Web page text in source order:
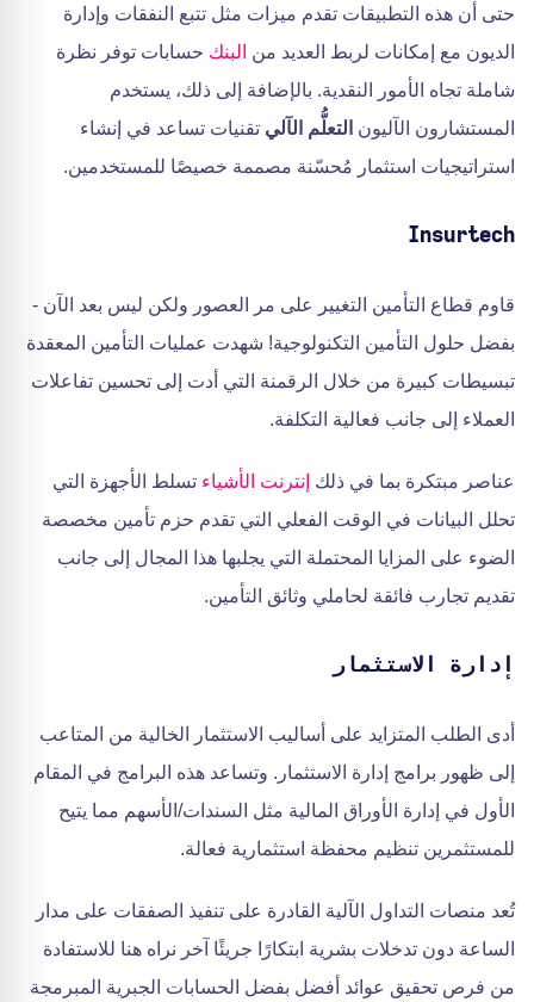
حتى أن هذه التطبيقات تقدم ميزات مثل تتبع النفقات وإدارة
الديون مع إمكانات لربط العديد من البنك حسابات توفر نظرة
شاملة تجاه الأمور النقدية. بالإضافة إلى ذلك، يستخدم
المستشارون الآليون التعلُّم الآلي تقنيات تساعد في إنشاء
استراتيجيات استثمار مُحسّنة مصممة خصيصًا للمستخدمين.
Insurtech
قاوم قطاع التأمين التغيير على مر العصور ولكن ليس بعد الآن -
بفضل حلول التأمين التكنولوجية! شهدت عمليات التأمين المعقدة
تبسيطات كبيرة من خلال الرقمنة التي أدت إلى تحسين تفاعلات
العملاء إلى جانب فعالية التكلفة.
عناصر مبتكرة بما في ذلك إنترنت الأشياء تسلط الأجهزة التي
تحلل البيانات في الوقت الفعلي التي تقدم حزم تأمين مخصصة
الضوء على المزايا المحتملة التي يجلبها هذا المجال إلى جانب
تقديم تجارب فائقة لحاملي وثائق التأمين.
إدارة الاستثمار
أدى الطلب المتزايد على أساليب الاستثمار الخالية من المتاعب
إلى ظهور برامج إدارة الاستثمار. وتساعد هذه البرامج في المقام
الأول في إدارة الأوراق المالية مثل السندات/الأسهم مما يتيح
للمستثمرين تنظيم محفظة استثمارية فعالة.
تُعد منصات التداول الآلية القادرة على تنفيذ الصفقات على مدار
الساعة دون تدخلات بشرية ابتكارًا جريئًا آخر نراه هنا للاستفادة
من فرص تحقيق عوائد أفضل بفضل الحسابات الجبرية المبرمجة